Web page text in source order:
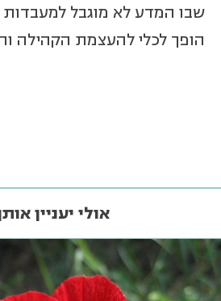
שבו המדע לא מוגבל למעבדות
הופך לכלי להעצמת הקהילה
אולי יעניין